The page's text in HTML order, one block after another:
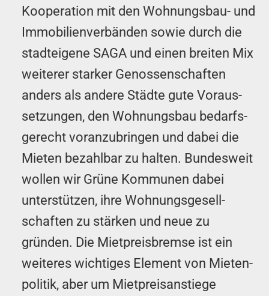
Kooperation mit den Wo­hn­ungs­bau- und
Im­mo­bi­lien­ver­bän­den sowie durch die
stadteigene SAGA und einen breiten Mix
weiterer starker Ge­nos­sen­schaf­ten
anders als andere Städte gute Vor­aus­
setz­ungen, den Wo­hn­ungs­bau bedarfs­
gerecht vor­an­zu­bringen und dabei die
Mieten bezahlbar zu halten. Bundes­weit
wollen wir Grüne Ko­mm­unen dabei
unterstützen, ihre Wo­hnungs­gesell­
schaften zu stärken und neue zu
gründen. Die Miet­preis­bremse ist ein
weiteres wichtiges Element von Mieten­
politik, aber um Miet­preis­an­stiege